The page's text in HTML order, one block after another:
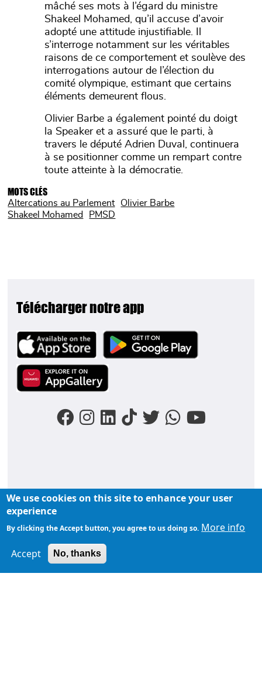
mâché ses mots à l’égard du ministre
Shakeel Mohamed, qu’il accuse d’avoir
adopté une attitude injustifiable. Il
s’interroge notamment sur les véritables
raisons de ce comportement et soulève des
interrogations autour de l’élection du
comité olympique, estimant que certains
éléments demeurent flous.
Olivier Barbe a également pointé du doigt
la Speaker et a assuré que le parti, à
travers le député Adrien Duval, continuera
à se positionner comme un rempart contre
toute atteinte à la démocratie.
MOTS CLÉS
Altercations au Parlement
Olivier Barbe
Shakeel Mohamed
PMSD
Télécharger notre app
Image Image
Image
FOOTER MENU
Liens du moments
TopFM en direct
Nos podcasts Liens groupe
Liens Utiles
We use cookies on this site to enhance your user
experience
By clicking the Accept button, you agree to us doing so. More info
Accept No, thanks